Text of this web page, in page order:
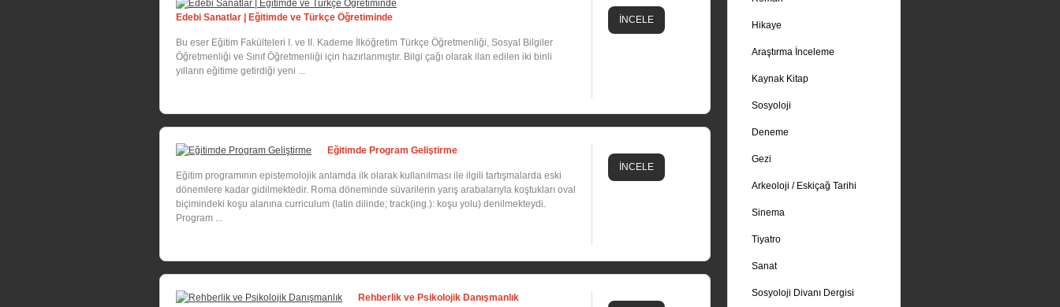
Hikaye
Araştırma İnceleme
Kaynak Kitap
Sosyoloji
Deneme
Gezi
Arkeoloji / Eskiçağ Tarihi
Sinema
Tiyatro
Sanat
Sosyoloji Divanı Dergisi
İNCELE
Edebi Sanatlar | Eğitimde ve Türkçe Öğretiminde
Bu eser Eğitim Fakülteleri I. ve II. Kademe İlköğretim Türkçe Öğretmenliği, Sosyal Bilgiler
Öğretmenliği ve Sınıf Öğretmenliği için hazırlanmıştır. Bilgi çağı olarak ilan edilen iki binli
yılların eğitime getirdiği yeni ...
İNCELE
Eğitimde Program Geliştirme
Eğitim programının epistemolojik anlamda ilk olarak kullanılması ile ilgili tartışmalarda eski
dönemlere kadar gidilmektedir. Roma döneminde süvarilerin yarış arabalarıyla koştukları oval
biçimindeki koşu alanına curriculum (latin dilinde; track(ing.): koşu yolu) denilmekteydi.
Program ...
Rehberlik ve Psikolojik Danışmanlık